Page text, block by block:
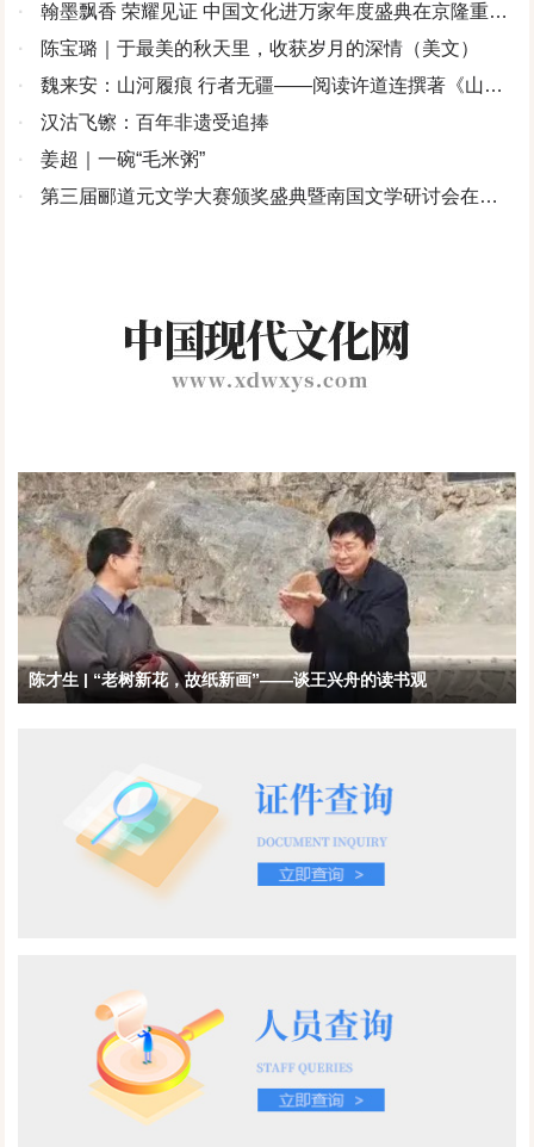
·
翰墨飘香 荣耀见证 中国文化进万家年度盛典在京隆重举
办
·
陈宝璐｜于最美的秋天里，收获岁月的深情（美文）
·
魏来安：山河履痕 行者无疆——阅读许道连撰著《山河
履痕》记
·
汉沽飞镲：百年非遗受追捧
·
姜超｜一碗“毛米粥”
·
第三届郦道元文学大赛颁奖盛典暨南国文学研讨会在北
陈才生 | “老树新花，故纸新画”——谈王兴舟的读书观